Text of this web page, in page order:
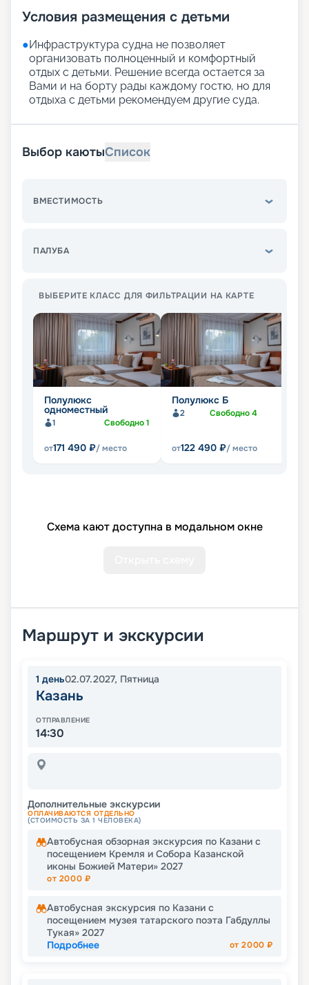
Условия размещения с детьми
●Инфраструктура судна не позволяет
организовать полноценный и комфортный
отдых с детьми. Решение всегда остается за
Вами и на борту рады каждому гостю, но для
отдыха с детьми рекомендуем другие суда.
Выбор каютыСписок
ВМЕСТИМОСТЬ
ПАЛУБА
ВЫБЕРИТЕ КЛАСС ДЛЯ ФИЛЬТРАЦИИ НА КАРТЕ
Полулюкс
одноместный
1 Свободно1
от171 490 ₽/ место
Полулюкс Б
2 Свободно4
от122 490 ₽/ место
Схема кают доступна в модальном окне
Маршрут и экскурсии
1 день02.07.2027, Пятница
Казань
ОТПРАВЛЕНИЕ
14:30
Дополнительные экскурсии
ОПЛАЧИВАЮТСЯ ОТДЕЛЬНО
(СТОИМОСТЬ ЗА 1 ЧЕЛОВЕКА)
Автобусная обзорная экскурсия по Казани с
посещением Кремля и Собора Казанской
иконы Божией Матери» 2027
от 2000 ₽
Автобусная экскурсия по Казани с
посещением музея татарского поэта Габдуллы
Тукая» 2027
Подробнее
от2000 ₽